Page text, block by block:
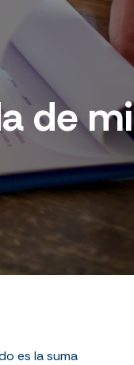
de mi
es la suma